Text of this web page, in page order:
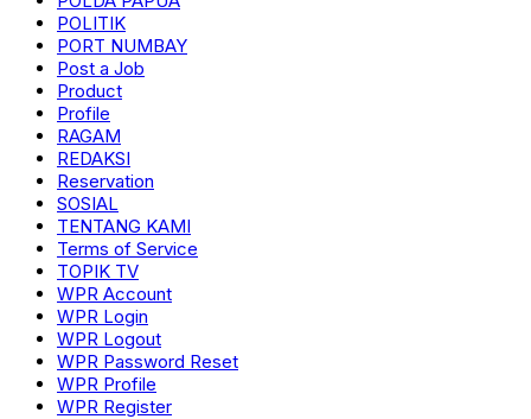
POLITIK
PORT NUMBAY
Post a Job
Product
Profile
RAGAM
REDAKSI
Reservation
SOSIAL
TENTANG KAMI
Terms of Service
TOPIK TV
WPR Account
WPR Login
WPR Logout
WPR Password Reset
WPR Profile
WPR Register